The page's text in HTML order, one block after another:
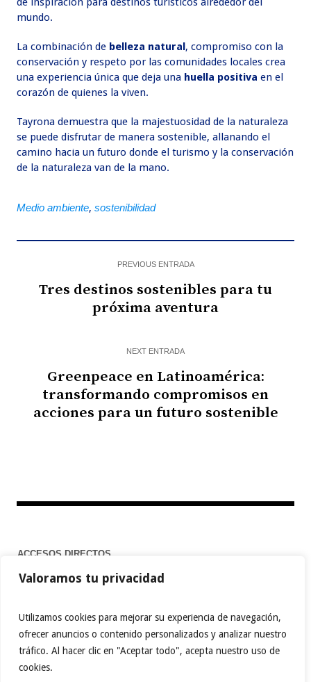
Valoramos tu privacidad
Utilizamos cookies para mejorar su experiencia de navegación,
ofrecer anuncios o contenido personalizados y analizar nuestro
tráfico. Al hacer clic en "Aceptar todo", acepta nuestro uso de
cookies.
mundo.
La combinación de belleza natural, compromiso con la
conservación y respeto por las comunidades locales crea
una experiencia única que deja una huella positivaen el
corazón de quienes la viven.
Tayrona demuestra que la majestuosidad de la naturaleza
se puede disfrutar de manera sostenible, allanando el
camino hacia un futuro donde el turismo y la conservación
de la naturaleza van de la mano.
Medio ambiente,sostenibilidad
PREVIOUS ENTRADA
Tres destinos sostenibles para tu
próxima aventura
NEXT ENTRADA
Greenpeace en Latinoamérica:
transformando compromisos en
acciones para un futuro sostenible
ACCESOS DIRECTOS
Home